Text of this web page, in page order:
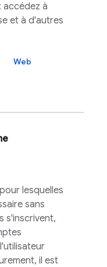
accédez à
et à d'autres
Web
lesquelles
sans
s'inscrivent,
il est